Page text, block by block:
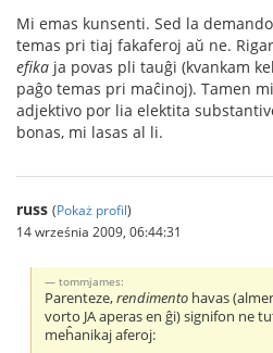
Mi emas kunsenti. Sed la
temas pri tiaj fakaferoj aŭ ne.
efika ja povas pli tauĝi (kvankam
paĝo temas pri maĉinoj). Tamen
adjektivo por lia elektita
bonas, mi lasas al li.
russ (Pokaż profil)
14 września 2009, 06:44:31
tommjames:
Parenteze,rendimento havas
vorto JA aperas en ĝi) signifon ne
meĥanikaj aferoj: